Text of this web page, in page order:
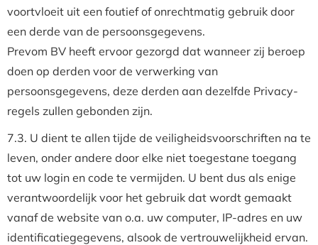
voortvloeit uit een foutief of onrechtmatig gebruik door
een derde van de persoonsgegevens.
Prevom BV heeft ervoor gezorgd dat wanneer zij beroep
doen op derden voor de verwerking van
persoonsgegevens, deze derden aan dezelfde Privacy-
regels zullen gebonden zijn.
7.3. U dient te allen tijde de veiligheidsvoorschriften na te
leven, onder andere door elke niet toegestane toegang
tot uw login en code te vermijden. U bent dus als enige
verantwoordelijk voor het gebruik dat wordt gemaakt
vanaf de website van o.a. uw computer, IP-adres en uw
identificatiegegevens, alsook de vertrouwelijkheid ervan.